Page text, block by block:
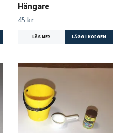
Hängare
45 kr
LÄS MER LÄGG I KORGEN